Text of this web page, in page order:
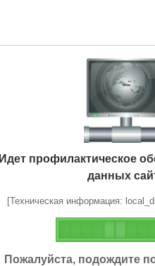
Идет профилактическое
данных
[Техническая информация:
Пожалуйста, подождите